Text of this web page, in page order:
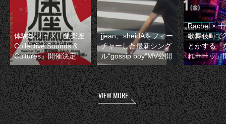
体験型フェス『集楽座
Collective Sounds &
Cultures』開催決定
jjean、sheidAをフィー
チャーした最新シング
ル“gossip boy”MV公開
Rachel ×
歌舞伎町で
とかする『
れーーッ』
VIEW MORE